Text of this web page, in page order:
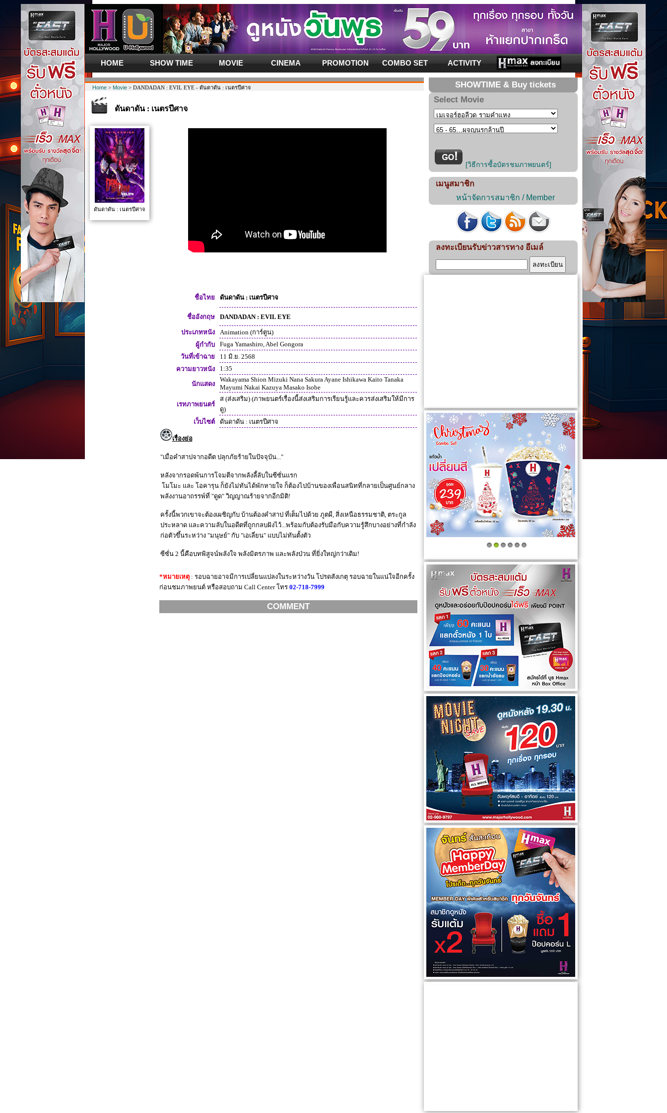
HOME SHOW TIME MOVIE CINEMA PROMOTION COMBO SET ACTIVITY
Home> Movie> DANDADAN : EVIL EYE - ดันดาดัน : เนตรปีศาจ
ดันดาดัน : เนตรปีศาจ
ดันดาดัน : เนตรปีศาจ
ชื่อไทย ดันดาดัน : เนตรปีศาจ
ชื่ออังกฤษ DANDADAN : EVIL EYE
ประเภทหนัง
Animation (การ์ตูน)
ผู้กำกับ
Fuga Yamashiro, Abel Gongora
วันที่เข้าฉาย
11 มิ.ย. 2568
ความยาวหนัง
1:35
นักแสดง
Wakayama Shion Mizuki Nana Sakura Ayane Ishikawa Kaito Tanaka
Mayumi Nakai Kazuya Masako Isobe
เรทภาพยนตร์
ส (ส่งเสริม) (ภาพยนตร์เรื่องนี้ส่งเสริมการเรียนรู้และควรส่งเสริมให้มีการ
ดู)
เว็บไซต์
ดันดาดัน : เนตรปีศาจ
เรื่องย่อ
"เมื่อคำสาปจากอดีต ปลุกภัยร้ายในปัจจุบัน..."
หลังจากรอดพ้นการโจมตีจากพลังลี้ลับในซีซั่นแรก
โมโมะ และ โอคารุน ก็ยังไม่ทันได้พักหายใจ ก็ต้องไปบ้านของเพื่อนสนิทที่กลายเป็นศูนย์กลาง
พลังงานอาถรรพ์ที่ "ดูด" วิญญาณร้ายจากอีกมิติ!
ครั้งนี้พวกเขาจะต้องเผชิญกับ บ้านต้องคำสาป ที่เต็มไปด้วย ภูตผี, สิ่งเหนือธรรมชาติ, ตระกูล
ประหลาด และความลับในอดีตที่ถูกกลบฝังไว้...พร้อมกับต้องรับมือกับความรู้สึกบางอย่างที่กำลัง
ก่อตัวขึ้นระหว่าง "มนุษย์" กับ "เอเลี่ยน" แบบไม่ทันตั้งตัว
ซีซั่น 2 นี้คือบทพิสูจน์พลังใจ พลังมิตรภาพ และพลังป่วน ที่ยิ่งใหญ่กว่าเดิม!
*หมายเหตุ : รอบฉายอาจมีการเปลี่ยนแปลงในระหว่างวัน โปรดสังเกตุ รอบฉายในแน่ใจอีกครั้ง
ก่อนชมภาพยนต์ หรือสอบถาม Call Center โทร 02-718-7999
COMMENT
SHOWTIME & Buy tickets
Select Movie
[วิธีการซื้อบัตรชมภาพยนตร์]
เมนูสมาชิก
หน้าจัดการสมาชิก / Member
ลงทะเบียนรับข่าวสารทาง อีเมล์